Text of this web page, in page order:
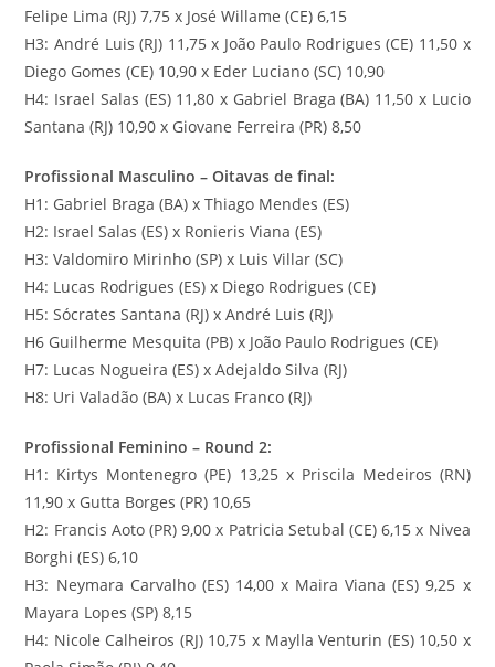
Felipe Lima (RJ) 7,75 x José Willame (CE) 6,15
H3: André Luis (RJ) 11,75 x João Paulo Rodrigues (CE) 11,50 x
Diego Gomes (CE) 10,90 x Eder Luciano (SC) 10,90
H4: Israel Salas (ES) 11,80 x Gabriel Braga (BA) 11,50 x Lucio
Santana (RJ) 10,90 x Giovane Ferreira (PR) 8,50
Profissional Masculino – Oitavas de final:
H1: Gabriel Braga (BA) x Thiago Mendes (ES)
H2: Israel Salas (ES) x Ronieris Viana (ES)
H3: Valdomiro Mirinho (SP) x Luis Villar (SC)
H4: Lucas Rodrigues (ES) x Diego Rodrigues (CE)
H5: Sócrates Santana (RJ) x André Luis (RJ)
H6 Guilherme Mesquita (PB) x João Paulo Rodrigues (CE)
H7: Lucas Nogueira (ES) x Adejaldo Silva (RJ)
H8: Uri Valadão (BA) x Lucas Franco (RJ)
Profissional Feminino – Round 2:
H1: Kirtys Montenegro (PE) 13,25 x Priscila Medeiros (RN)
11,90 x Gutta Borges (PR) 10,65
H2: Francis Aoto (PR) 9,00 x Patricia Setubal (CE) 6,15 x Nivea
Borghi (ES) 6,10
H3: Neymara Carvalho (ES) 14,00 x Maira Viana (ES) 9,25 x
Mayara Lopes (SP) 8,15
H4: Nicole Calheiros (RJ) 10,75 x Maylla Venturin (ES) 10,50 x